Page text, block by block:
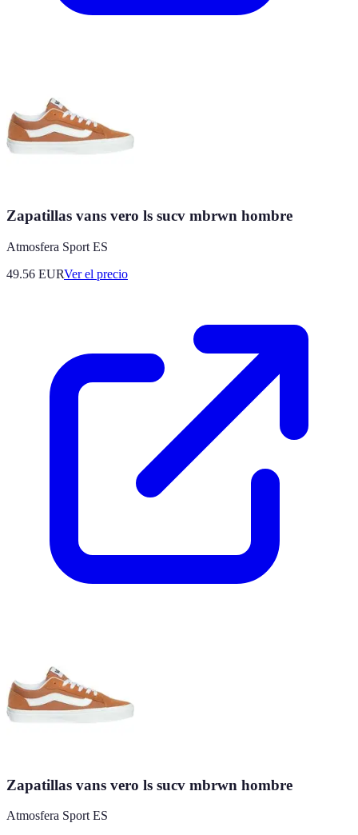
Zapatillas vans vero ls sucv mbrwn hombre
Atmosfera Sport ES
49.56 EURVer el precio
Zapatillas vans vero ls sucv mbrwn hombre
Atmosfera Sport ES